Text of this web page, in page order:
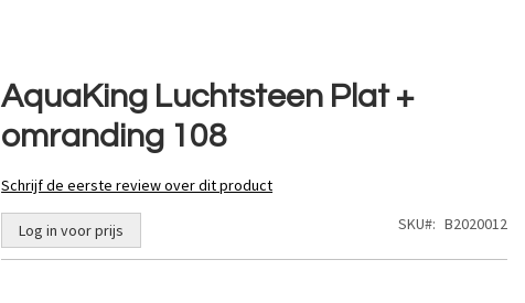
AquaKing Luchtsteen Plat +
omranding 108
Schrijf de eerste review over dit product
Log in voor prijs SKU B2020012